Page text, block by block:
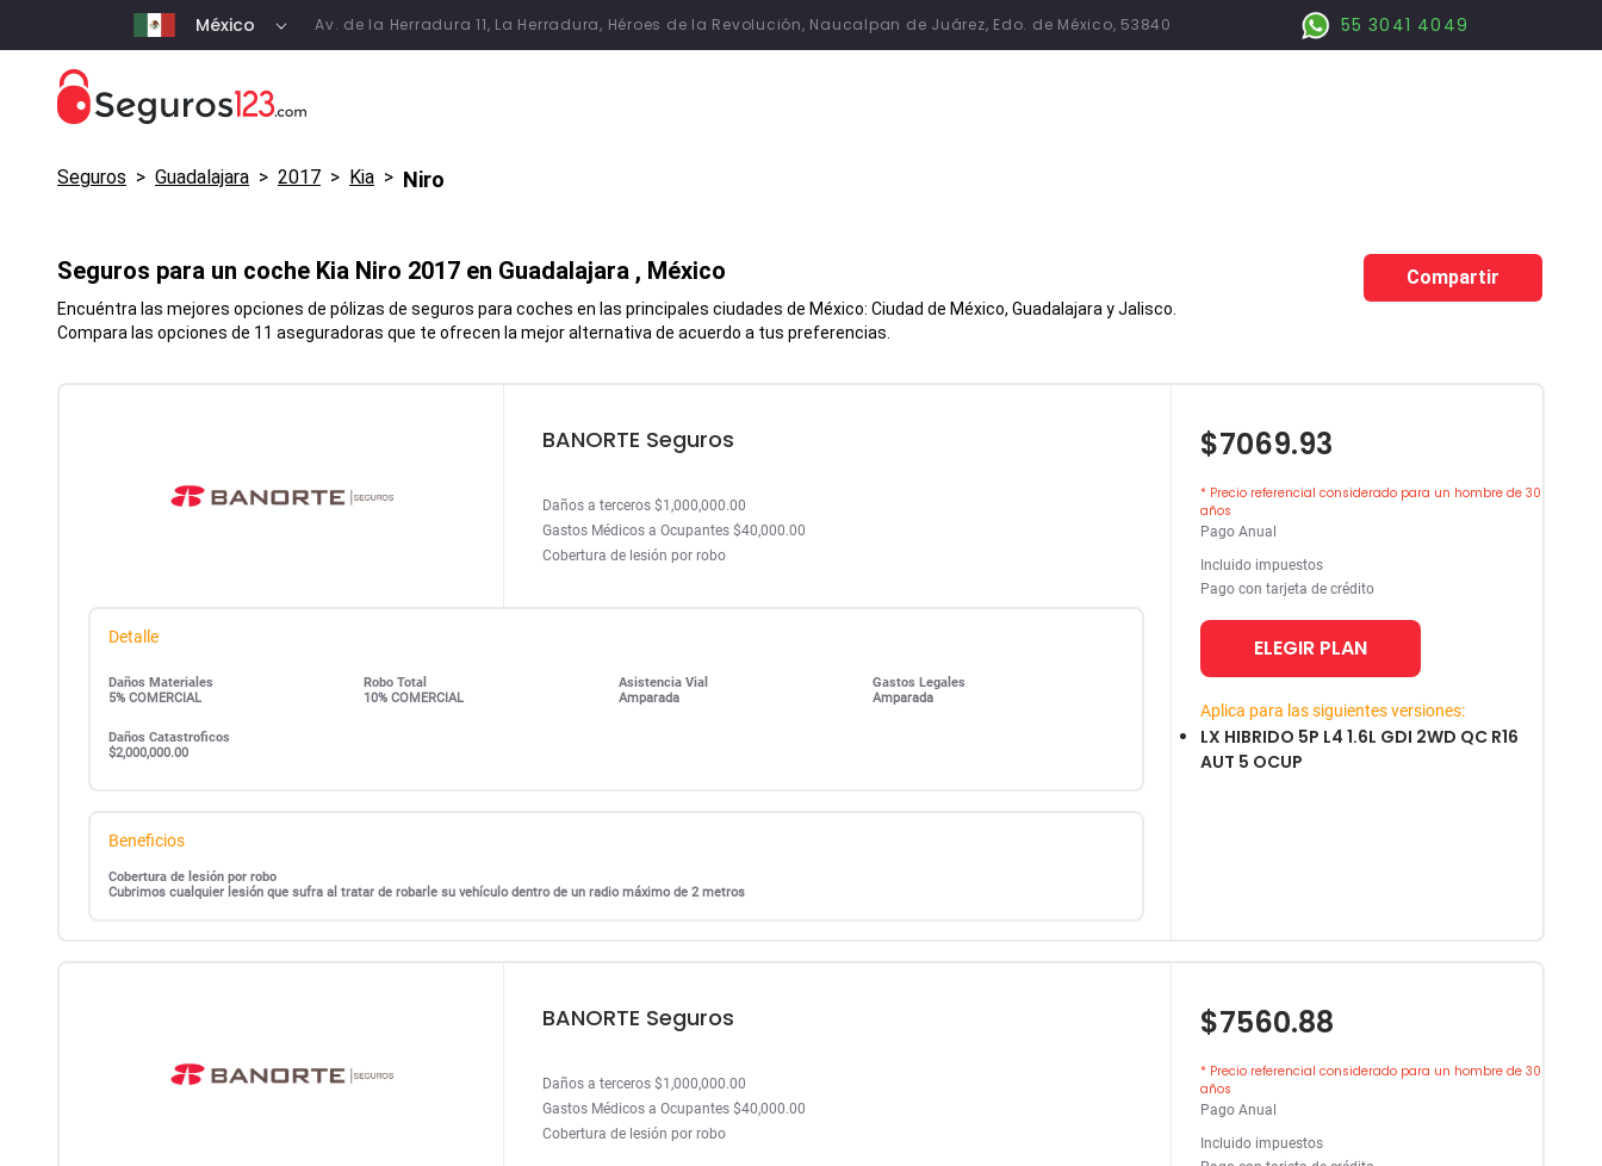
México Av. de la Herradura 11, La Herradura, Héroes de la Revolución, Naucalpan de Juárez, Edo. de México, 53840 55 3041 4049
Seguros > Guadalajara > 2017 > Kia > Niro
Seguros para un coche Kia Niro 2017 en Guadalajara , México
Encuéntra las mejores opciones de pólizas de seguros para coches en las principales ciudades de México: Ciudad de México, Guadalajara y Jalisco.
Compara las opciones de 11 aseguradoras que te ofrecen la mejor alternativa de acuerdo a tus preferencias.
Compartir
BANORTE Seguros
Daños a terceros $1,000,000.00
Gastos Médicos a Ocupantes $40,000.00
Cobertura de lesión por robo
Detalle
Daños Materiales
5% COMERCIAL
Robo Total
10% COMERCIAL
Asistencia Vial
Amparada
Gastos Legales
Amparada
Daños Catastroficos
$2,000,000.00
Beneficios
Cobertura de lesión por robo
Cubrimos cualquier lesión que sufra al tratar de robarle su vehículo dentro de un radio máximo de 2 metros
$7069.93
* Precio referencial considerado para un hombre de 30
años
Pago Anual
Incluido impuestos
Pago con tarjeta de crédito
ELEGIR PLAN
Aplica para las siguientes versiones:
LX HIBRIDO 5P L4 1.6L GDI 2WD QC R16
AUT 5 OCUP
BANORTE Seguros
Daños a terceros $1,000,000.00
Gastos Médicos a Ocupantes $40,000.00
Cobertura de lesión por robo
$7560.88
* Precio referencial considerado para un hombre de 30
años
Pago Anual
Incluido impuestos